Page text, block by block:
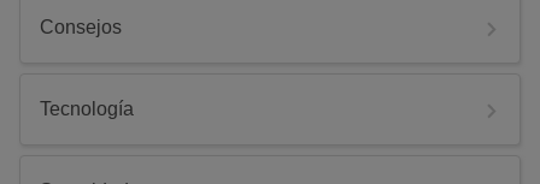
Consejos
Tecnología